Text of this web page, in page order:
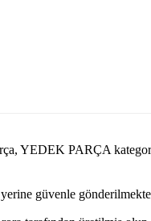
YEDEK PARÇA
yerine güvenle